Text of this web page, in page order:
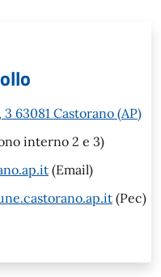
63081 Castorano (AP)
interno 2 e 3)
(Email)
(Pec)